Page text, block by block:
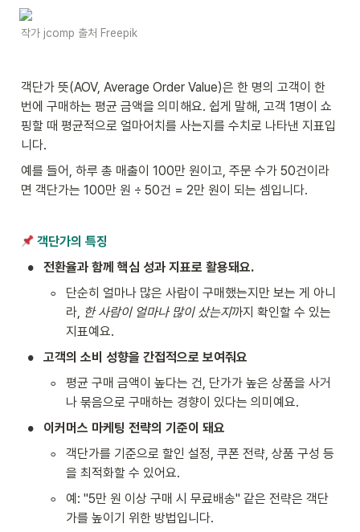
작가 jcomp 출처 Freepik
객단가 뜻(AOV, Average Order Value)은 한 명의 고객이 한
번에 구매하는 평균 금액을 의미해요. 쉽게 말해, 고객 1명이 쇼
핑할 때 평균적으로 얼마어치를 사는지를 수치로 나타낸 지표입
니다.
예를 들어, 하루 총 매출이 100만 원이고, 주문 수가 50건이라
면 객단가는 100만 원 ÷ 50건 = 2만 원이 되는 셈입니다.
객단가의 특징
• 전환율과 함께 핵심 성과 지표로 활용돼요.
◦
단순히 얼마나 많은 사람이 구매했는지만 보는 게 아니
라, 한 사람이 얼마나 많이 샀는지까지 확인할 수 있는
지표예요.
• 고객의 소비 성향을 간접적으로 보여줘요
◦
평균 구매 금액이 높다는 건, 단가가 높은 상품을 사거
나 묶음으로 구매하는 경향이 있다는 의미예요.
• 이커머스 마케팅 전략의 기준이 돼요
◦
객단가를 기준으로 할인 설정, 쿠폰 전략, 상품 구성 등
을 최적화할 수 있어요.
◦
예: "5만 원 이상 구매 시 무료배송" 같은 전략은 객단
가를 높이기 위한 방법입니다.